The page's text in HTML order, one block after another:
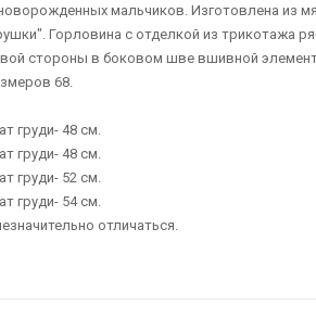
мальчиков. Изготовлена из
Горловина с отделкой из трикотажа
стороны в боковом шве вшивной
68.
груди- 48 см.
груди- 48 см.
груди- 52 см.
груди- 54 см.
отличаться.